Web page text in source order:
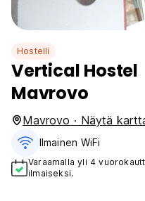
Hostelli
Vertical Hostel
Mavrovo
Mavrovo · Näytä
Ilmainen WiFi
Varaamalla yli 4
ilmaiseksi.